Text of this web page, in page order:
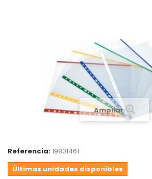
Ampliar
Referencia:19801461
Últimas unidades disponibles